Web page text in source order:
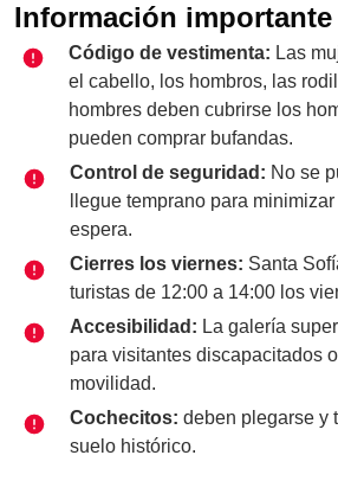
Información importante
Código de vestimenta: Las
el cabello, los hombros, las
hombres deben cubrirse los
pueden comprar bufandas.
Control de seguridad: No se
llegue temprano para
espera.
Cierres los viernes: Santa
turistas de 12:00 a 14:00 los
Accesibilidad: La galería
para visitantes discapacitados
movilidad.
Cochecitos: deben plegarse y
suelo histórico.